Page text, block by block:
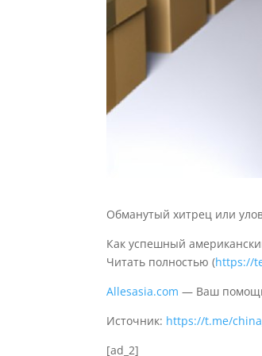
Обманутый хитрец или
Как успешный
Читать полностью (https://
Allesasia.com — Ваш
Источник: https://t.me/
[ad_2]